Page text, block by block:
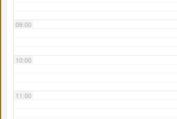
09:00
10:00
11:00